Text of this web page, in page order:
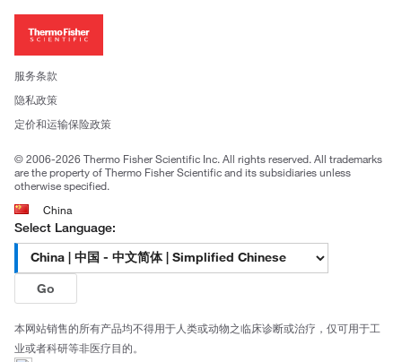
新闻
社会责任
服务条款
隐私政策
定价和运输保险政策
© 2006-2026 Thermo Fisher Scientific Inc. All rights reserved. All trademarks
are the property of Thermo Fisher Scientific and its subsidiaries unless
otherwise specified.
China
Select Language:
Go
本网站销售的所有产品均不得用于人类或动物之临床诊断或治疗，仅可用于工
业或者科研等非医疗目的。